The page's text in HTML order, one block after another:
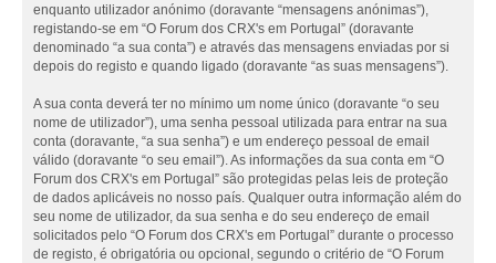
enquanto utilizador anónimo (doravante “mensagens anónimas”),
registando-se em “O Forum dos CRX's em Portugal” (doravante
denominado “a sua conta”) e através das mensagens enviadas por si
depois do registo e quando ligado (doravante “as suas mensagens”).
A sua conta deverá ter no mínimo um nome único (doravante “o seu
nome de utilizador”), uma senha pessoal utilizada para entrar na sua
conta (doravante, “a sua senha”) e um endereço pessoal de email
válido (doravante “o seu email”). As informações da sua conta em “O
Forum dos CRX's em Portugal” são protegidas pelas leis de proteção
de dados aplicáveis no nosso país. Qualquer outra informação além do
seu nome de utilizador, da sua senha e do seu endereço de email
solicitados pelo “O Forum dos CRX's em Portugal” durante o processo
de registo, é obrigatória ou opcional, segundo o critério de “O Forum